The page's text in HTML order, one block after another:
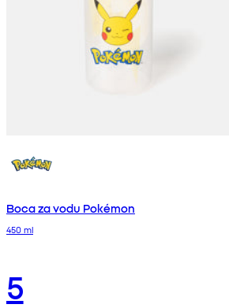
Boca za vodu Pokémon
450 ml
5